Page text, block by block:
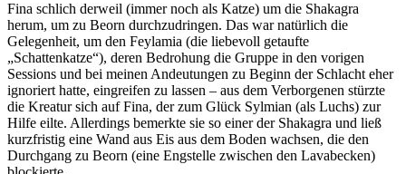
Fina schlich derweil (immer noch als Katze) um die Shakagra
herum, um zu Beorn durchzudringen. Das war natürlich die
Gelegenheit, um den Feylamia (die liebevoll getaufte
„Schattenkatze“), deren Bedrohung die Gruppe in den vorigen
Sessions und bei meinen Andeutungen zu Beginn der Schlacht eher
ignoriert hatte, eingreifen zu lassen – aus dem Verborgenen stürzte
die Kreatur sich auf Fina, der zum Glück Sylmian (als Luchs) zur
Hilfe eilte. Allerdings bemerkte sie so einer der Shakagra und ließ
kurzfristig eine Wand aus Eis aus dem Boden wachsen, die den
Durchgang zu Beorn (eine Engstelle zwischen den Lavabecken)